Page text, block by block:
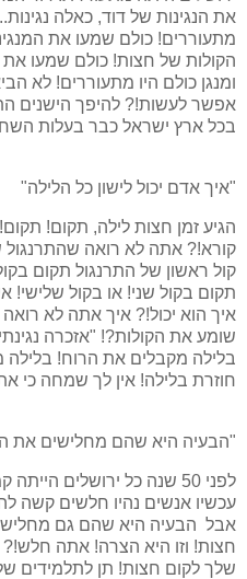
את הנגינות של דוד, כאלה
מתעוררים! כולם שמעו את
הקולות של חצות! כולם שמעו
ומנגן כולם היו מתעוררים! לא
אפשר לעשות!? להיפך הישנים
בכל ארץ ישראל כבר בעלות
"איך אדם יכול לישון כל הלילה"
הגיע זמן חצות לילה, תקום!
קורא!? אתה לא רואה
קול ראשון של התרנגול תקום
תקום בקול שני! או בקול שלישי!
איך הוא יכול!? איך אתה לא
שומע את הקולות?! "אזכרה
בלילה מקבלים את הרוח!
חוזרת בלילה! אין לך שמחה כי
"הבעיה היא שהם מחלישים את
לפני 50 שנה כל ירושלים
עכשיו אנשים נהיו חלשים קשה
אבל הבעיה היא שהם גם
חצות! וזו היא הצרה! אתה
שלך לקום חצות! תן לתלמידים